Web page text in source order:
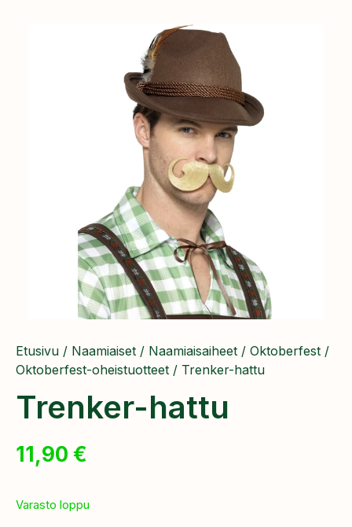
Etusivu / Naamiaiset / Naamiaisaiheet / Oktoberfest /
Oktoberfest-oheistuotteet / Trenker-hattu
Trenker-hattu
11,90 €
Varasto loppu